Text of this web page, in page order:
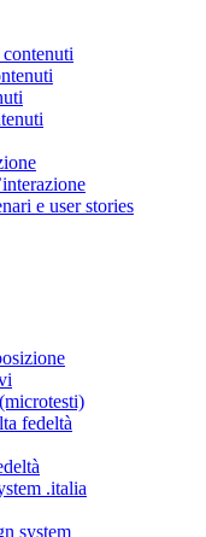
e user stories
fedeltà
.italia
system